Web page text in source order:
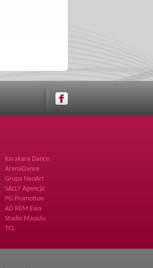
Karakara Dance
Recruitment Agency
ArenaDance
Grupa NeoArt
SALLY Agencja
Hostess i
Promotorów
PG Promotion
AD REM Ewa
Ochman
Studio Masażu
TCL